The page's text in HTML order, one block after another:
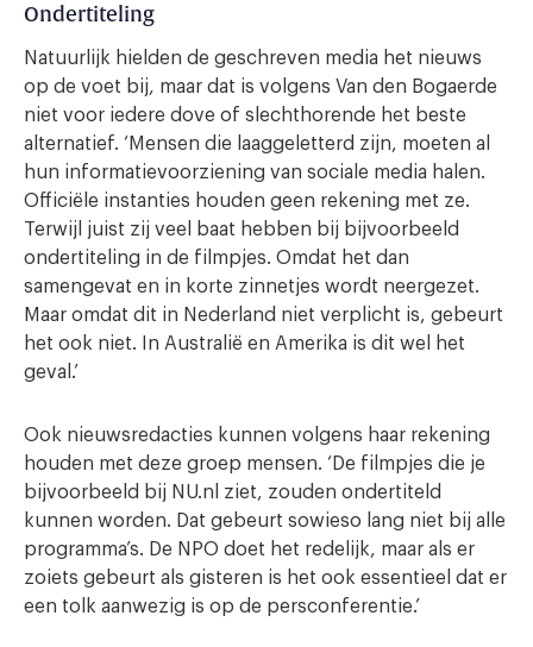
Ondertiteling
Natuurlijk hielden de geschreven media het nieuws
op de voet bij, maar dat is volgens Van den Bogaerde
niet voor iedere dove of slechthorende het beste
alternatief. ‘Mensen die laaggeletterd zijn, moeten al
hun informatievoorziening van sociale media halen.
Officiële instanties houden geen rekening met ze.
Terwijl juist zij veel baat hebben bij bijvoorbeeld
ondertiteling in de filmpjes. Omdat het dan
samengevat en in korte zinnetjes wordt neergezet.
Maar omdat dit in Nederland niet verplicht is, gebeurt
het ook niet. In Australië en Amerika is dit wel het
geval.’
Ook nieuwsredacties kunnen volgens haar rekening
houden met deze groep mensen. ‘De filmpjes die je
bijvoorbeeld bij NU.nl ziet, zouden ondertiteld
kunnen worden. Dat gebeurt sowieso lang niet bij alle
programma’s. De NPO doet het redelijk, maar als er
zoiets gebeurt als gisteren is het ook essentieel dat er
een tolk aanwezig is op de persconferentie.’